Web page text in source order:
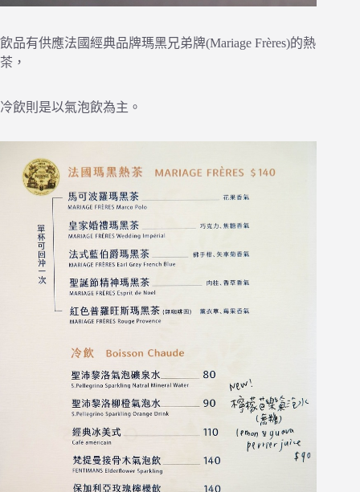
飲品有供應法國經典品牌瑪黑兄弟牌(Mariage Frères)的熱
茶，
冷飲則是以氣泡飲為主。